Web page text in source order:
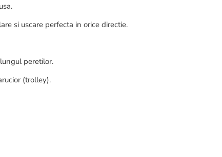
si uscare perfecta in orice directie.
peretilor.
(trolley).